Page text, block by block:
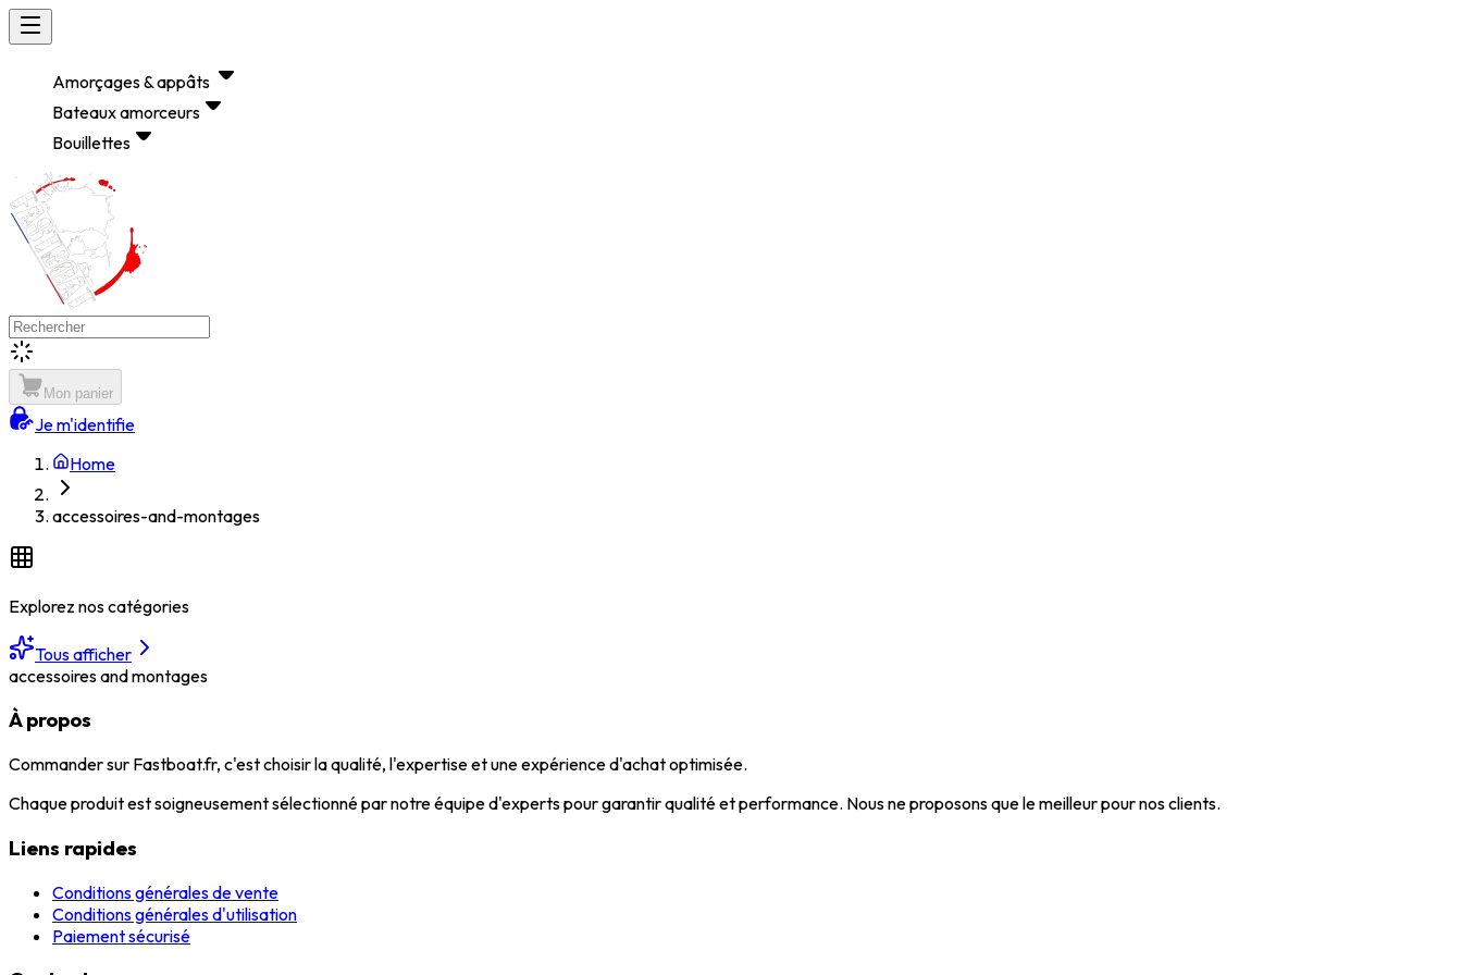
Amorçages & appâts
Bateaux amorceurs
Bouillettes
Mon panier
Je m'identifie
Home
accessoires-and-montages
Explorez nos catégories
Tous afficher
accessoires and montages
À propos
Commander sur Fastboat.fr, c'est choisir la qualité, l'expertise et une expérience d'achat optimisée.
Chaque produit est soigneusement sélectionné par notre équipe d'experts pour garantir qualité et performance. Nous ne proposons que le meilleur pour nos clients.
Liens rapides
Conditions générales de vente
Conditions générales d'utilisation
Paiement sécurisé